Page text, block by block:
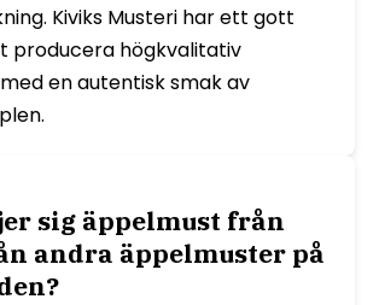
Kiviks Musteri har ett gott
producera högkvalitativ
en autentisk smak av
sig äppelmust från
andra äppelmuster på